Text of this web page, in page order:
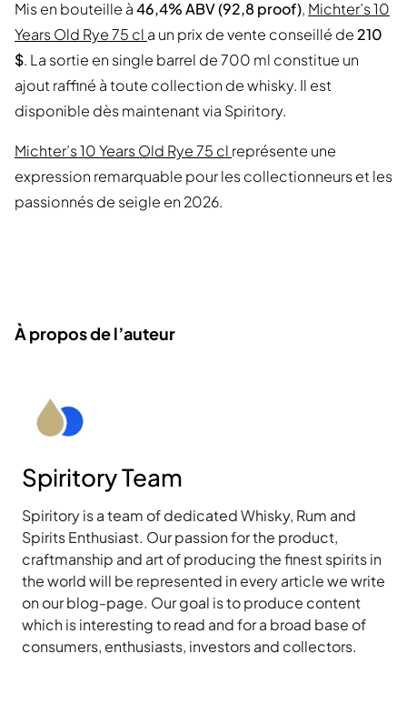
Mis en bouteille à46,4% ABV (92,8 proof), Michter’s 10
Years Old Rye 75 cl a un prix de vente conseillé de 210
$. La sortie en single barrel de 700 ml constitue un
ajout raffiné à toute collection de whisky. Il est
disponible dès maintenant via Spiritory.
Michter’s 10 Years Old Rye 75 cl représente une
expression remarquable pour les collectionneurs et les
passionnés de seigle en 2026.
À propos de l’auteur
Spiritory Team
Spiritory is a team of dedicated Whisky, Rum and
Spirits Enthusiast. Our passion for the product,
craftmanship and art of producing the finest spirits in
the world will be represented in every article we write
on our blog-page. Our goal is to produce content
which is interesting to read and for a broad base of
consumers, enthusiasts, investors and collectors.